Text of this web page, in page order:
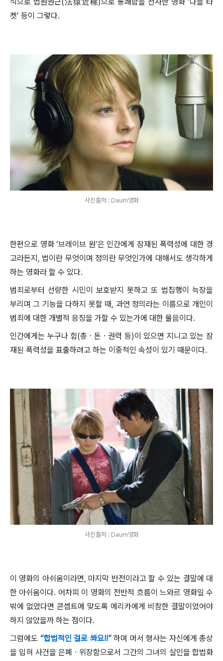
켓’ 등이 그렇다.
사진출처 : Daum영화
한편으로 영화 ‘브레이브 원’은 인간에게 잠재된 폭력성에 대한 경
고라든지 , 법이란 무엇이며 정의란 무엇인가에 대해서도 생각하게
하는 영화라 할 수 있다.
범죄로부터 선량한 시민이 보호받지 못하고 또 법집행이 늑장을
부리며 그 기능을 다하지 못할 때, 과연 정의라는 이름으로 개인이
범죄에 대한 개별적 응징을 가할 수 있는가에 대한 물음이다.
인간에게는 누구나 힘(총 ㆍ돈 ㆍ권력 등)이 있으면 지니고 있는 잠
재된 폭력성을 표출하려고 하는 이중적인 속성이 있기 때문이다.
사진출처 : Daum영화
이 영화의 아쉬움이라면, 마지막 반전이라고 할 수 있는 결말에 대
한 아쉬움이다. 어차피 이 영화의 전반적 흐름이 느와르 영화일 수
밖에 없었다면 콘셉트에 맞도록 에리카에게 비참한 결말이었어야
하지 않았을까 하는 점이다.
그럼에도 “합법적인 걸로 쏴요!!” 하며 머서 형사는 자신에게 총상
을 입혀 사건을 은폐 ㆍ 위장함으로서 그간의 그녀의 살인을 합법화